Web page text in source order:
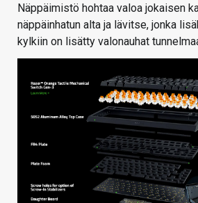
Näppäimistö hohtaa valoa jokaisen
näppäinhatun alta ja lävitse, jonka
kylkiin on lisätty valonauhat